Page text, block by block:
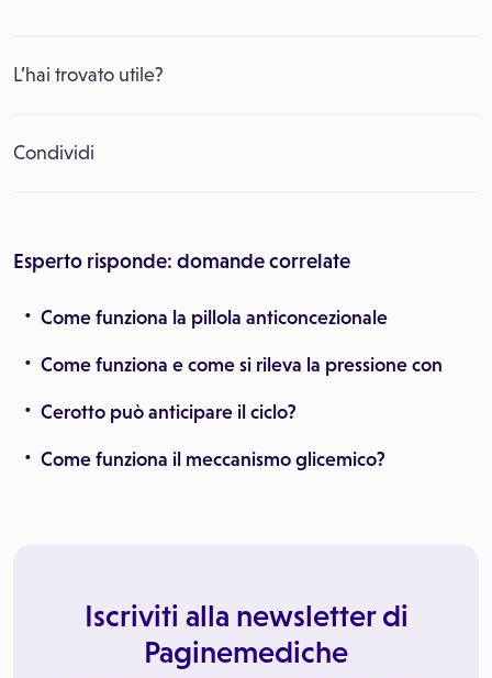
L’hai trovato utile?
Condividi
Esperto risponde: domande correlate
Come funziona la pillola anticoncezionale
Come funziona e come si rileva la pressione con
Cerotto può anticipare il ciclo?
Come funziona il meccanismo glicemico?
Iscriviti alla newsletter di
Paginemediche